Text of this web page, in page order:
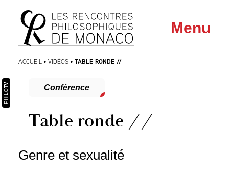
Aller
au
menu
Aller au
contenu
Menu
ACCUEIL • VIDÉOS • TABLE RONDE //
Conférence
Table ronde //
Genre et sexualité
PHILO
TV